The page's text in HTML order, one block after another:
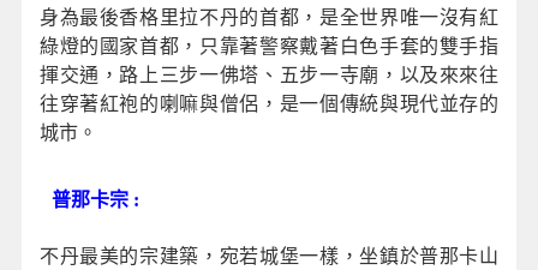
身為最後香格里拉不丹的首都，是全世界唯一沒有紅
綠燈的國家首都，只靠著警察戴著白色手套的雙手指
揮交通，路上三步一佛塔、五步一寺廟，以及來來往
往穿著紅袍的喇嘛與僧侶，是一個傳統與現代並存的
城市。
普那卡宗 :
不丹最美的宗建築，宛若城堡一樣，坐鎮於普那卡山